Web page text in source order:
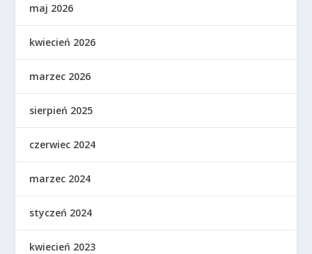
maj 2026
kwiecień 2026
marzec 2026
sierpień 2025
czerwiec 2024
marzec 2024
styczeń 2024
kwiecień 2023